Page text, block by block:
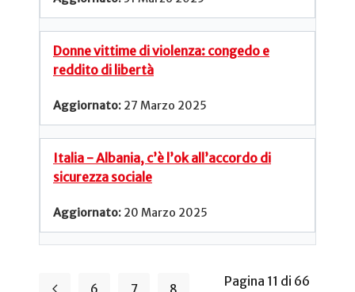
Donne vittime di violenza: congedo e
reddito di libertà
27 Marzo 2025
Italia - Albania, c’è l’ok all’accordo di
sicurezza sociale
20 Marzo 2025
Pagina 11 di 66